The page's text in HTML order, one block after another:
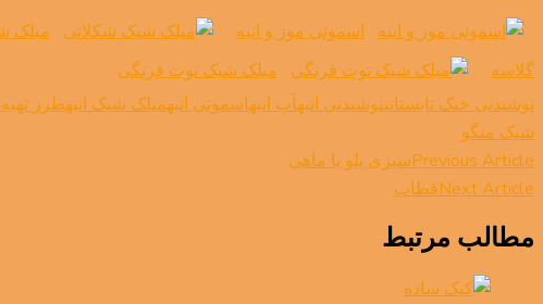
اسموتی موز و انبه میلک
گلاسه
میلک شیک توت فرنگی
نوشیدنی خنک تابستانینوشیدنی انبهآب انبهاسموتی انبهمیلک شیک انبهطرز
شیک منگو
Post
Navigation
Previous Articleسبزی پلو با ماهی
Next Articleقطاب
مطالب مرتبط